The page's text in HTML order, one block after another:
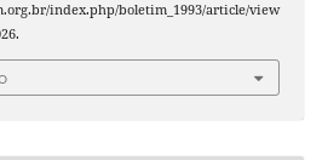
index.php/boletim_1993/article/view